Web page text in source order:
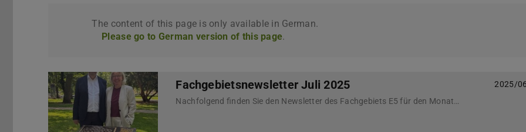
The content of this page is only available in German.
Please go to German version of this page.
Fachgebietsnewsletter Juli 2025
2025/
Nachfolgend finden Sie den Newsletter des Fachgebiets E5 für den Monat Juli 2025